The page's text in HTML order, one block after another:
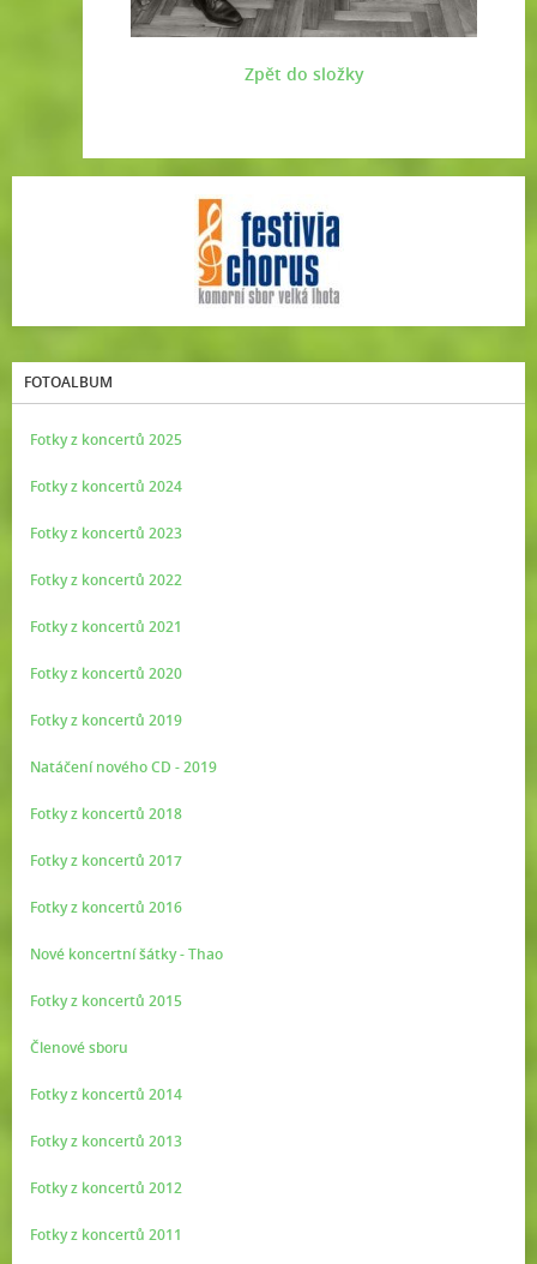
Zpět do složky
FOTOALBUM
Fotky z koncertů 2025
Fotky z koncertů 2024
Fotky z koncertů 2023
Fotky z koncertů 2022
Fotky z koncertů 2021
Fotky z koncertů 2020
Fotky z koncertů 2019
Natáčení nového CD - 2019
Fotky z koncertů 2018
Fotky z koncertů 2017
Fotky z koncertů 2016
Nové koncertní šátky - Thao
Fotky z koncertů 2015
Členové sboru
Fotky z koncertů 2014
Fotky z koncertů 2013
Fotky z koncertů 2012
Fotky z koncertů 2011